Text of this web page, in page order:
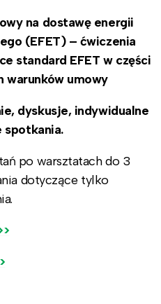
na dostawę energii
(EFET) – ćwiczenia
standard EFET w części
warunków umowy
dyskusje, indywidualne
spotkania.
po warsztatach do 3
dotyczące tylko